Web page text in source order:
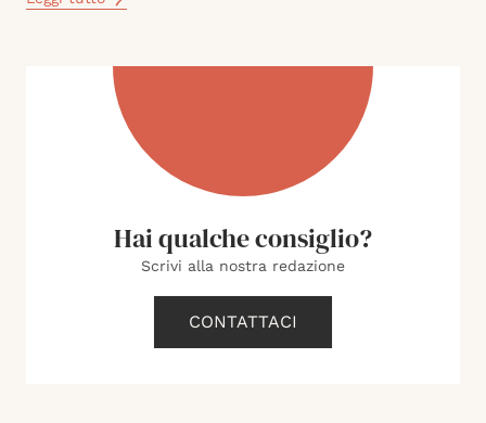
Hai qualche consiglio?
Scrivi alla nostra redazione
CONTATTACI